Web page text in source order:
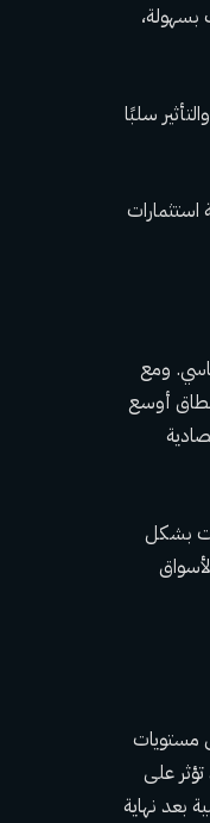
بسهولة،
سلبًا
استثمارات
بشكل أساسي. ومع
أوسع
بشكل
مستويات
على
بعد نهاية